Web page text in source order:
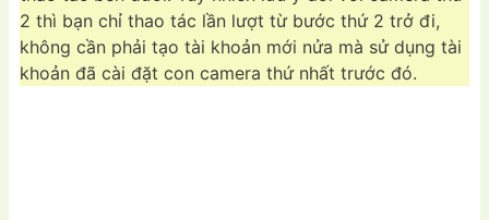
2 thì bạn chỉ thao tác lần lượt từ bước thứ 2 trở đi,
không cần phải tạo tài khoản mới nửa mà sử dụng tài
khoản đã cài đặt con camera thứ nhất trước đó.